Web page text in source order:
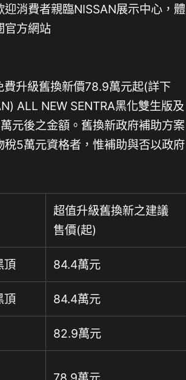
消費者親臨NISSAN展示中心，體
官方網站
費升級舊換新價78.9萬元起(詳下
ALL NEW SENTRA黑化雙生版及
元後之金額。舊換新政府補助方案
5萬元資格者，惟補助與否以政府
超值升級舊換新之建議
售價(起)
頂 84.4萬元
頂 84.4萬元
82.9萬元